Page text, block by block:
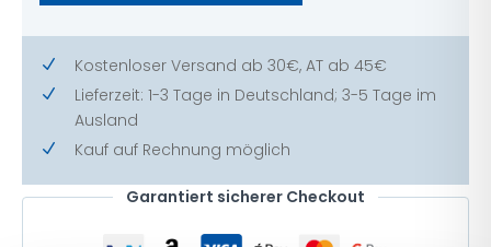
N Kostenloser Versand ab 30€, AT ab 45€
N
Lieferzeit: 1-3 Tage in Deutschland; 3-5 Tage im
Ausland
N Kauf auf Rechnung möglich
Garantiert sicherer Checkout